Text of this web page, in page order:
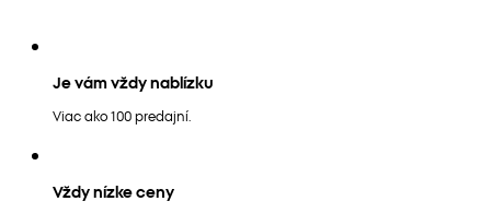
Je vám vždy nablízku
Viac ako 100 predajní.
Vždy nízke ceny